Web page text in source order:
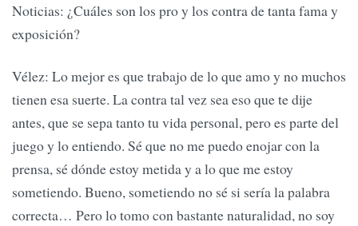
Noticias: ¿Cuáles son los pro y los contra de tanta fama y
exposición?
Vélez: Lo mejor es que trabajo de lo que amo y no muchos
tienen esa suerte. La contra tal vez sea eso que te dije
antes, que se sepa tanto tu vida personal, pero es parte del
juego y lo entiendo. Sé que no me puedo enojar con la
prensa, sé dónde estoy metida y a lo que me estoy
sometiendo. Bueno, sometiendo no sé si sería la palabra
correcta… Pero lo tomo con bastante naturalidad, no soy